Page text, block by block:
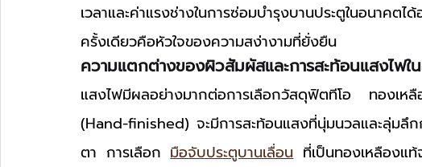
เวลาและค่าแรงช่างในการซ่อมบำรุงบานประตูในอนา
ครั้งเดียวคือหัวใจของความสง่างามที่ยั่งยืน
ความแตกต่างของผิวสัมผัสและการสะท้อนแสงไฟใ
แสงไฟมีผลอย่างมากต่อการเลือกวัสดุฟิตทีโอ ทองเห
(Hand-finished) จะมีการสะท้อนแสงที่นุ่มนวลและลุ่มลึ
ตา การเลือก มือจับประตูบานเลื่อน ที่เป็นทองเหลืองแ